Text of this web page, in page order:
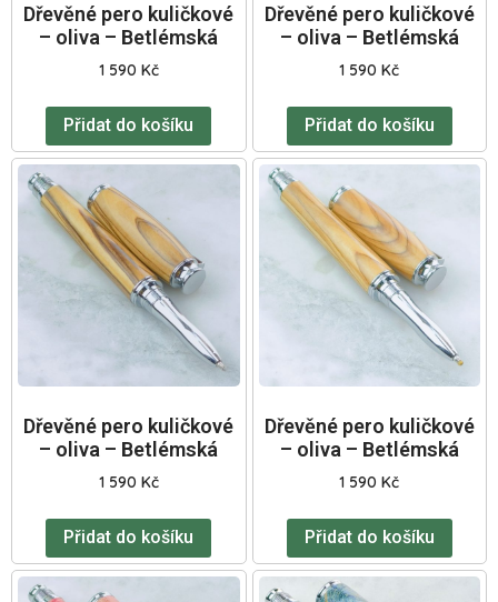
Dřevěné pero kuličkové
– oliva – Betlémská
1 590 Kč
Přidat do košíku
Dřevěné pero kuličkové
– oliva – Betlémská
1 590Kč
Přidat do košíku
Dřevěné pero kuličkové
– oliva – Betlémská
1 590 Kč
Přidat do košíku
Dřevěné pero kuličkové
– oliva – Betlémská
1 590Kč
Přidat do košíku